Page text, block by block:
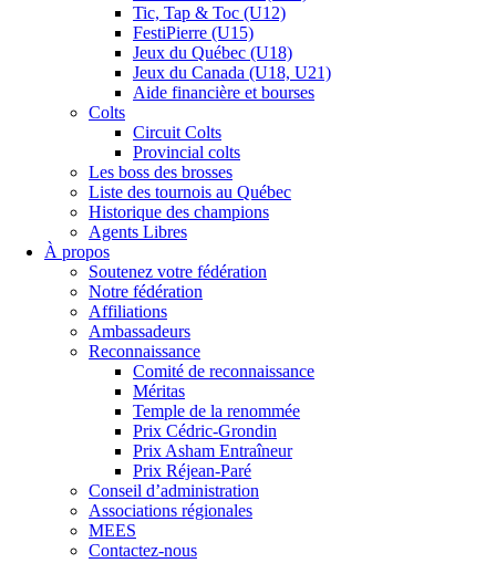
Tic, Tap & Toc (U12)
FestiPierre (U15)
Jeux du Québec (U18)
Jeux du Canada (U18, U21)
Aide financière et bourses
Colts
Circuit Colts
Provincial colts
Les boss des brosses
Liste des tournois au Québec
Historique des champions
Agents Libres
À propos
Soutenez votre fédération
Notre fédération
Affiliations
Ambassadeurs
Reconnaissance
Comité de reconnaissance
Méritas
Temple de la renommée
Prix Cédric-Grondin
Prix Asham Entraîneur
Prix Réjean-Paré
Conseil d’administration
Associations régionales
MEES
Contactez-nous